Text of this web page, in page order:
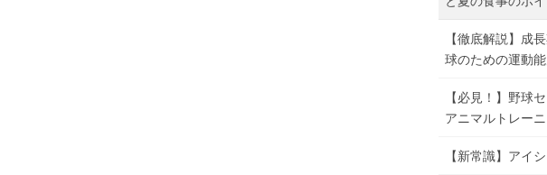
【徹底解説】成
球のための運動
【必見！】野球
アニマルトレー
【新常識】アイ